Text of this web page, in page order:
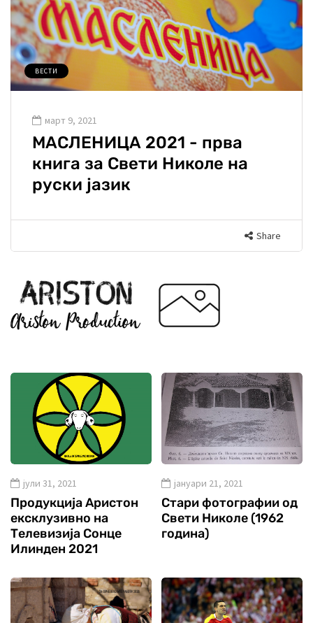
ВЕСТИ
март 9, 2021
МАСЛЕНИЦА 2021 - прва
книга за Свети Николе на
руски јазик
Share
јули 31, 2021
Продукција Аристон
ексклузивно на
Телевизија Сонце
Илинден 2021
јануари 21, 2021
Стари фотографии од
Свети Николе (1962
година)